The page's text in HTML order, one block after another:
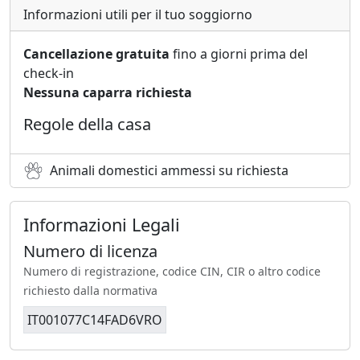
Informazioni utili per il tuo soggiorno
Cancellazione gratuita fino a giorni prima del
check-in
Nessuna caparra richiesta
Regole della casa
Animali domestici ammessi su richiesta
Informazioni Legali
Numero di licenza
Numero di registrazione, codice CIN, CIR o altro codice
richiesto dalla normativa
IT001077C14FAD6VRO